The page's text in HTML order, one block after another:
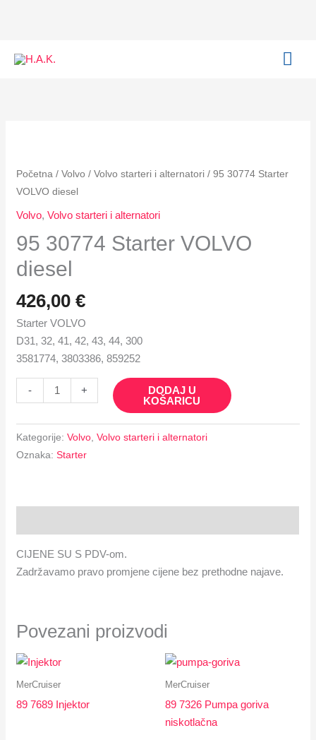
Početna /Volvo /Volvo starteri i alternatori / 95 30774 Starter
VOLVO diesel
Volvo,Volvo starteri i alternatori
95 30774 Starter VOLVO
diesel
426,00€
Starter VOLVO
D31, 32, 41, 42, 43, 44, 300
3581774, 3803386, 859252
-
Starter
VOLVO
količina
+
DODAJ U
KOŠARICU
Kategorije:Volvo,Volvo starteri i alternatori
Oznaka:Starter
CIJENE SU S PDV-om.
Zadržavamo pravo promjene cijene bez prethodne najave.
Povezani proizvodi
MerCruiser
89 7689 Injektor
MerCruiser
89 7326 Pumpa goriva
niskotlačna
količina